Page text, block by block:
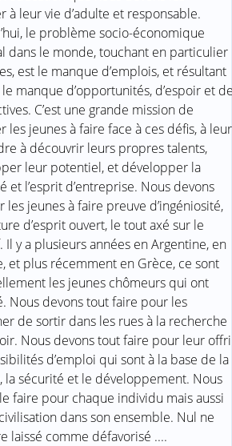
à leur vie d’adulte et responsable.
le problème socio-économique
dans le monde, touchant en particulier
est le manque d’emplois, et résultant
manque d’opportunités, d’espoir et
C’est une grande mission de
les jeunes à faire face à ces défis, à leur
à découvrir leurs propres talents,
leur potentiel, et développer la
et l’esprit d’entreprise. Nous devons
les jeunes à faire preuve d’ingéniosité,
d’esprit ouvert, le tout axé sur le
Il y a plusieurs années en Argentine, en
et plus récemment en Grèce, ce sont
les jeunes chômeurs qui ont
Nous devons tout faire pour les
de sortir dans les rues à la recherche
Nous devons tout faire pour leur
d’emploi qui sont à la base de la
la sécurité et le développement. Nous
faire pour chaque individu mais aussi
dans son ensemble. Nul ne
laissé comme défavorisé ....